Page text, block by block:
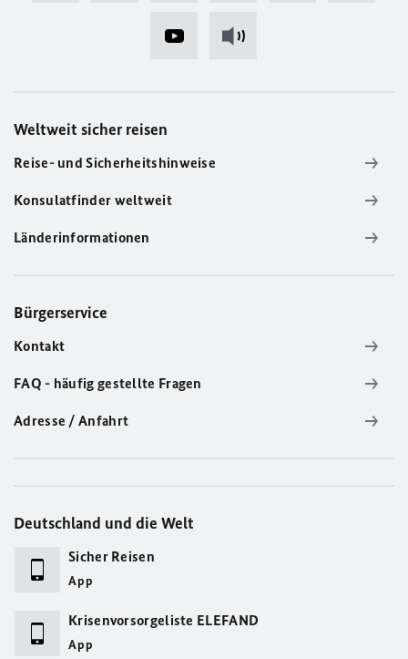
Weltweit sicher reisen
Reise- und Sicherheitshinweise
Konsulatfinder weltweit
Länderinformationen
Bürgerservice
Kontakt
FAQ - häufig gestellte Fragen
Adresse / Anfahrt
Deutschland und die Welt
Sicher Reisen
App
Krisenvorsorgeliste ELEFAND
App